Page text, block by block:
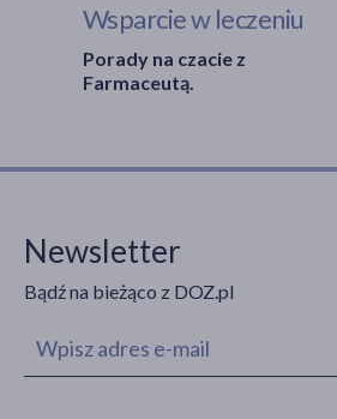
Wsparcie w leczeniu
Porady na czacie z
Farmaceutą.
Newsletter
Bądź na bieżąco z DOZ.pl